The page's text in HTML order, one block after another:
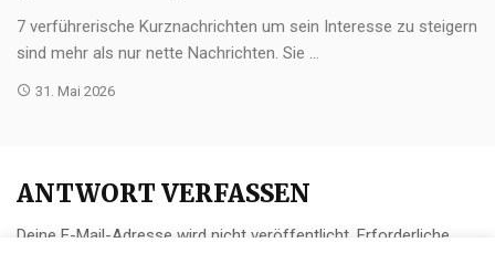
7 verführerische Kurznachrichten um sein Interesse zu steigern
sind mehr als nur nette Nachrichten. Sie ...
31. Mai 2026
ANTWORT VERFASSEN
Deine E-Mail-Adresse wird nicht veröffentlicht. Erforderliche